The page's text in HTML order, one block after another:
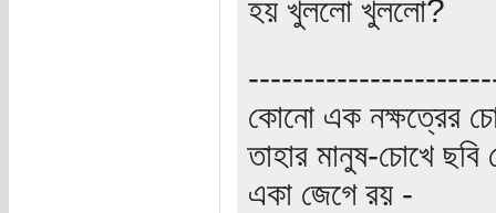
হয় খুললো খুললো?
কোনো এক নক্ষত্রের
তাহার মানুষ-চোখে ছবি
একা জেগে রয় -